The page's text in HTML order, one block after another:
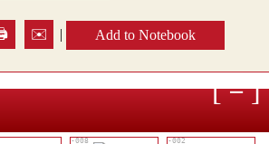
✉️ | Add to Notebook